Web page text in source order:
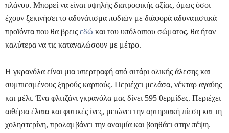
πλάνου. Μπορεί να είναι υψηλής διατροφικής αξίας, όμως όσοι
έχουν ξεκινήσει το αδυνάτισμα ποδιών με διάφορά αδυνατιστικά
προϊόντα που θα βρεις εδώ και του υπόλοιπου σώματος, θα ήταν
καλύτερα να τις καταναλώσουν με μέτρο.
Η γκρανόλα είναι μια υπερτραφή από σιτάρι ολικής άλεσης και
συμπιεσμένους ξηρούς καρπούς. Περιέχει μελάσα, νέκταρ αγαύης
και μέλι. Ένα φλιτζάνι γκρανόλα μας δίνει 595 θερμίδες. Περιέχει
αιθέρια έλαια και φυτικές ίνες, μειώνει την αρτηριακή πίεση και τη
χοληστερίνη, προλαμβάνει την αναιμία και βοηθάει στην πέψη.